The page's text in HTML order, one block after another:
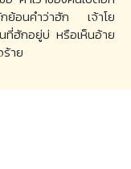
กย้อนคำว่าฮัก เจ้าโย
ที่ฮักอยู่บ่ หรือเห็นอ้าย
าย